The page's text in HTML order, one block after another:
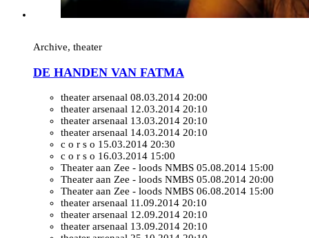
Archive, theater
DE HANDEN VAN FATMA
theater arsenaal 08.03.2014 20:00
theater arsenaal 12.03.2014 20:10
theater arsenaal 13.03.2014 20:10
theater arsenaal 14.03.2014 20:10
c o r s o 15.03.2014 20:30
c o r s o 16.03.2014 15:00
Theater aan Zee - loods NMBS 05.08.2014 15:00
Theater aan Zee - loods NMBS 05.08.2014 20:00
Theater aan Zee - loods NMBS 06.08.2014 15:00
theater arsenaal 11.09.2014 20:10
theater arsenaal 12.09.2014 20:10
theater arsenaal 13.09.2014 20:10